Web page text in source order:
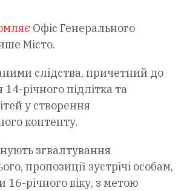
Офіс Генерального
Місто.
слідства, причетний до
річного підлітка та
у створення
контенту.
згвалтування
пропозиції зустрічі особам,
16-річного віку, з метою